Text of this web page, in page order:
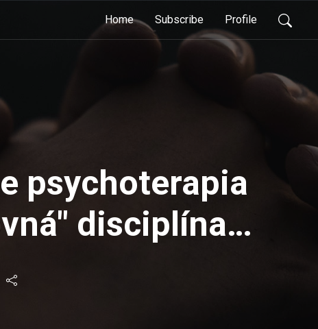
Home Subscribe Profile
psychoterapia
disciplína?